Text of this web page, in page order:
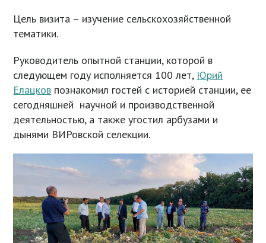
Цель визита – изучение сельскохозяйственной
тематики.
Руководитель опытной станции, которой в
следующем году исполняется 100 лет, Юрий
Елацков познакомил гостей с историей станции, ее
сегодняшней научной и производственной
деятельностью, а также угостил арбузами и
дынями ВИРовской селекции.